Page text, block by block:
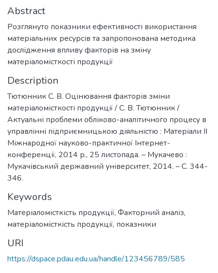
Abstract
Розглянуто показники ефективності використання
матеріальних ресурсів та запропонована методика
дослідження впливу факторів на зміну
матеріаломісткості продукції
Description
Тютюнник С. В. Оцінювання факторів зміни
матеріаломісткості продукції / С. В. Тютюнник /
Актуальні проблеми обліково-аналітичного процесу в
управлінні підприємницькою діяльністю : Матеріали ІІ
Міжнародної науково-практичної Інтернет-
конференції, 2014 р., 25 листопада. – Мукачево :
Мукачівський державний університет, 2014. – С. 344-
346.
Keywords
Матеріаломісткість продукції, Факторний аналіз,
матеріаломісткість продукції, показники
URI
https://dspace.pdau.edu.ua/handle/123456789/585